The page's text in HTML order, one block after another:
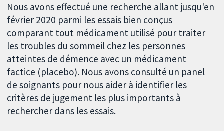
Nous avons effectué une recherche allant jusqu'en
février 2020 parmi les essais bien conçus
comparant tout médicament utilisé pour traiter
les troubles du sommeil chez les personnes
atteintes de démence avec un médicament
factice (placebo). Nous avons consulté un panel
de soignants pour nous aider à identifier les
critères de jugement les plus importants à
rechercher dans les essais.